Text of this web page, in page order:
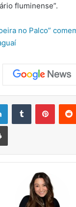
fluminense”.
no Palco”